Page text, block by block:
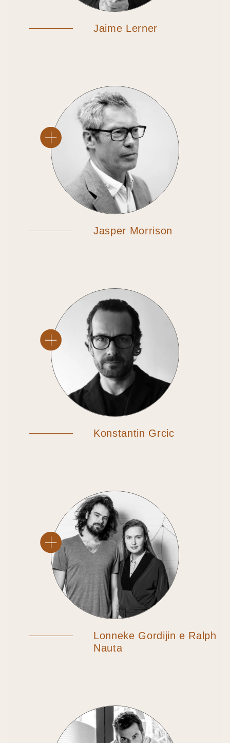
Jaime Lerner
Jasper Morrison
Konstantin Grcic
Lonneke Gordijin e Ralph
Nauta